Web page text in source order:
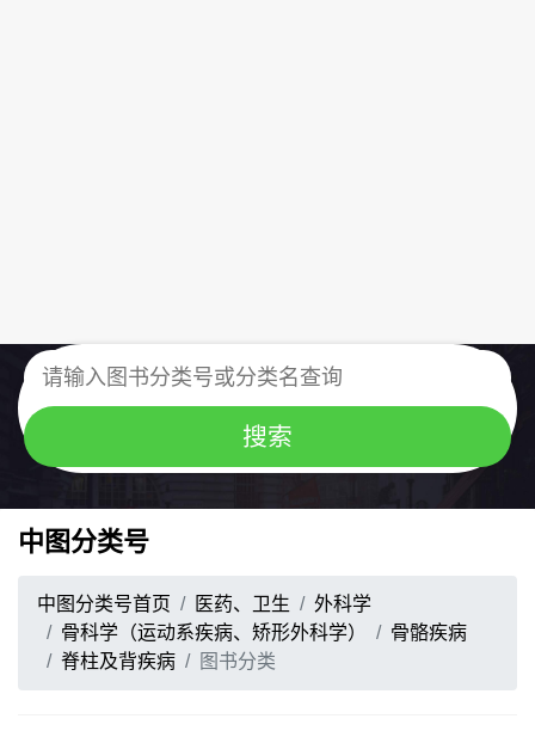
中图分类号
中图分类号首页 医药、卫生
外科学
骨科学（运动系疾病、矫形外科学）
骨骼疾病
脊柱及背疾病
图书分类